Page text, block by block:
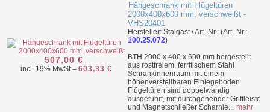
507,00 €
incl. 19% MwSt = 603,33 €
Hängeschrank mit Flügeltüren
2000x400x600 mm, verschweißt -
VHS20401
Hersteller: Stalgast / Art.-Nr.: (Art.-Nr.:
100.25.072)
BTH 2000 x 400 x 600 mm hergestellt
aus rostfreiem, ferritischem Stahl
Schrankinnenraum mit einem
höhenverstellbaren Einlegeboden
Flügeltüren sind doppelwandig
ausgeführt, mit durchgehender Griffleiste
und Magnetschließer Scharnie... mehr